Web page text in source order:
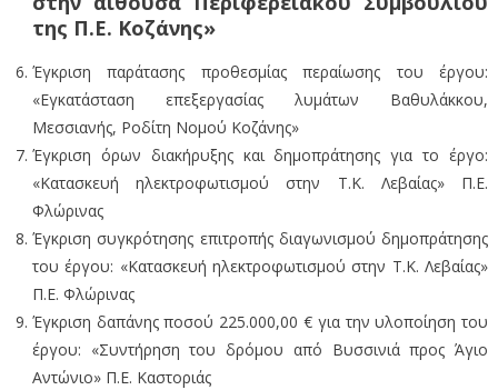
της Π.Ε. Κοζάνης»
Έγκριση παράτασης προθεσμίας περαίωσης του έργου:
«Εγκατάσταση επεξεργασίας λυμάτων Βαθυλάκκου,
Μεσσιανής, Ροδίτη Νομού Κοζάνης»
Έγκριση όρων διακήρυξης και δημοπράτησης για το έργο:
«Κατασκευή ηλεκτροφωτισμού στην Τ.Κ. Λεβαίας» Π.Ε.
Φλώρινας
Έγκριση συγκρότησης επιτροπής διαγωνισμού δημοπράτησης
του έργου: «Κατασκευή ηλεκτροφωτισμού στην Τ.Κ. Λεβαίας»
Π.Ε. Φλώρινας
Έγκριση δαπάνης ποσού 225.000,00 € για την υλοποίηση του
έργου: «Συντήρηση του δρόμου από Βυσσινιά προς Άγιο
Αντώνιο» Π.Ε. Καστοριάς